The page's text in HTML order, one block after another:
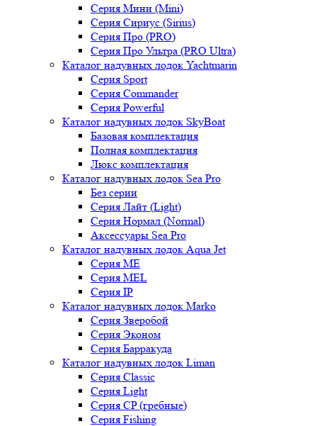
Серия Мини (Mini)
Серия Сириус (Sirius)
Серия Про (PRO)
Серия Про Ультра (PRO Ultra)
Каталог надувных лодок Yachtmarin
Серия Sport
Серия Commander
Серия Powerful
Каталог надувных лодок SkyBoat
Базовая комплектация
Полная комплектация
Люкс комплектация
Каталог надувных лодок Sea Pro
Без серии
Серия Лайт (Light)
Серия Нормал (Normal)
Аксессуары Sea Pro
Каталог надувных лодок Aqua Jet
Серия ME
Серия MEL
Серия IP
Каталог надувных лодок Marko
Серия Зверобой
Серия Эконом
Серия Барракуда
Каталог надувных лодок Liman
Серия Classic
Серия Light
Серия CP (гребные)
Серия Fishing